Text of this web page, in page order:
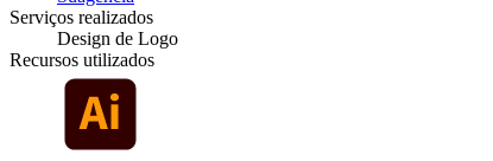
Serviços realizados
Design de Logo
Recursos utilizados